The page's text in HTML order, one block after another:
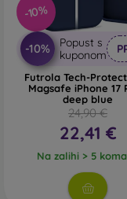
-10%
-10%
Popust s
kuponom
Futrola Tech-
Magsafe iPhone 17
deep blue
24,90 €
22,41 €
Na zalihi > 5